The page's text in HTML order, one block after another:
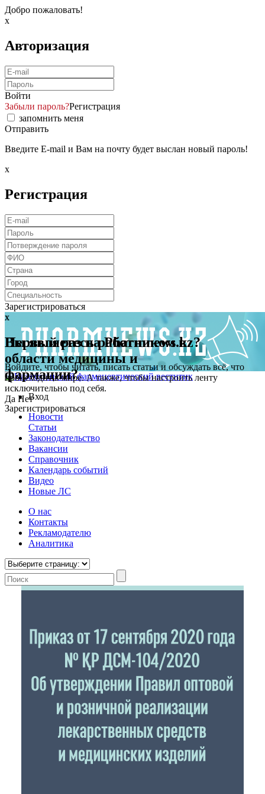
Добро пожаловать!
x
Авторизация
Войти
Забыли пароль?Регистрация
запомнить меня
Отправить
Введите E-mail и Вам на почту будет выслан новый пароль!
x
Регистрация
Зарегистрироваться
x
Первый раз на Pharmnews.kz?
Войдите, чтобы читать, писать статьи и обсуждать всё, что
происходит в мире. А также, чтобы настроить ленту
исключительно под себя.
Зарегистрироваться
x
Вы являетесь работником в
области медицины и
фармации?
Да НетВход
Новости
Статьи
Законодательство
Вакансии
Справочник
Календарь событий
Видео
Новые ЛС
О нас
Контакты
Рекламодателю
Аналитика